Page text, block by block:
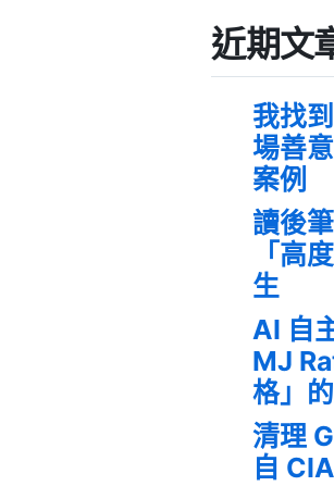
近期文
我找
場善
案例
讀後
「高
生
AI 自
MJ
格」
清理
自